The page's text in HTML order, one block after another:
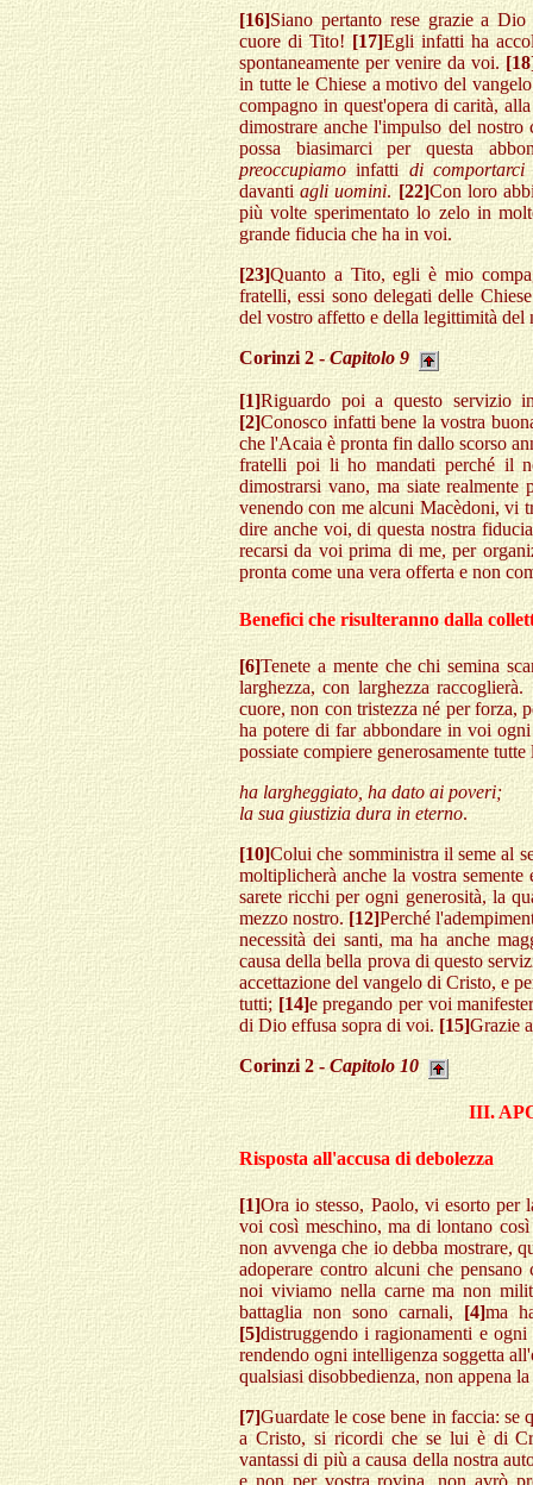
[16]Siano pertanto rese grazie a
cuore di Tito![17]Egli infatti ha
spontaneamente per venire da voi.
in tutte le Chiese a motivo del
compagno in quest'opera di carità,
dimostrare anche l'impulso del nostro
possa biasimarci per questa
preoccupiamoinfattidi comportarci
davantiagli uomini. [22]Con loro
più volte sperimentato lo zelo in
grande fiducia che ha in voi.
[23]Quanto a Tito, egli è mio
fratelli, essi sono delegati delle
del vostro affetto e della legittimità del
Corinzi 2 -Capitolo 9
[1]Riguardo poi a questo servizio
[2]Conosco infatti bene la vostra
che l'Acaia è pronta fin dallo scorso
fratelli poi li ho mandati perché il
dimostrarsi vano, ma siate
venendo con me alcuni Macèdoni, vi
dire anche voi, di questa nostra
recarsi da voi prima di me, per
pronta come una vera offerta e non
Benefici che risulteranno dalla
[6]Tenete a mente che chi semina
larghezza, con larghezza raccoglierà.
cuore, non con tristezza né per forza,
ha potere di far abbondare in voi
possiate compiere generosamente
ha largheggiato, ha dato ai poveri;
la sua giustizia dura in eterno.
[10]Colui che somministra il seme al
moltiplicherà anche la vostra
sarete ricchi per ogni generosità, la
mezzo nostro. [12]Perché
necessità dei santi, ma ha anche
causa della bella prova di questo
accettazione del vangelo di Cristo, e
tutti; [14]e pregando per voi
di Dio effusa sopra di voi. [15]Grazie
Corinzi 2 - Capitolo 10
III.
Risposta all'accusa di debolezza
[1]Ora io stesso, Paolo, vi esorto per
voi così meschino, ma di lontano
non avvenga che io debba mostrare,
adoperare contro alcuni che
noi viviamo nella carne ma non
battaglia non sono carnali, [4]ma
[5]distruggendo i ragionamenti e
rendendo ogni intelligenza soggetta
qualsiasi disobbedienza, non appena
[7]Guardate le cose bene in faccia: se
a Cristo, si ricordi che se lui è di
vantassi di più a causa della nostra